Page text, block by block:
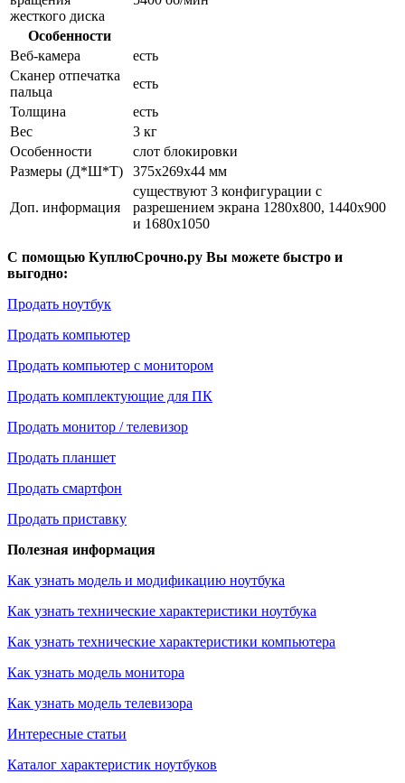
жесткого диска
Особенности
Веб-камера
есть
Сканер отпечатка
пальца
есть
Толщина
есть
Вес
3 кг
Особенности
слот блокировки
Размеры (Д*Ш*Т)
375x269x44 мм
Доп. информация
существуют 3 конфигурации с
разрешением экрана 1280х800, 1440x900
и 1680x1050
С помощью КуплюСрочно.ру Вы можете быстро и
выгодно:
Продать ноутбук
Продать компьютер
Продать компьютер с монитором
Продать комплектующие для ПК
Продать монитор / телевизор
Продать планшет
Продать смартфон
Продать приставку
Полезная информация
Как узнать модель и модификацию ноутбука
Как узнать технические характеристики ноутбука
Как узнать технические характеристики компьютера
Как узнать модель монитора
Как узнать модель телевизора
Интересные статьи
Каталог характеристик ноутбуков